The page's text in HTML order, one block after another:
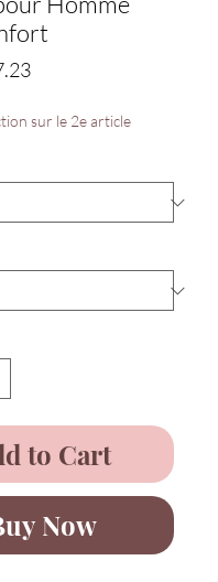
Sale
sur le 2e article
to Cart
Now